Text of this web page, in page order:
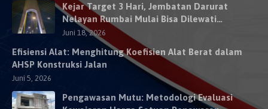
Kejar Target 3 Hari, Jembatan Darurat
Nelayan Rumbai Mulai Bisa Dilewati
Kendaraan Besok
Juni 18, 2026
Efisiensi Alat: Menghitung Koefisien Alat Berat dalam
AHSP Konstruksi Jalan
Juni 5, 2026
Pengawasan Mutu: Metodologi Evaluasi